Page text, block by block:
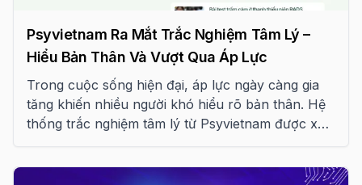
Psyvietnam Ra Mắt Trắc Nghiệm Tâm Lý –
Hiểu Bản Thân Và Vượt Qua Áp Lực
Trong cuộc sống hiện đại, áp lực ngày càng gia
tăng khiến nhiều người khó hiểu rõ bản thân. Hệ
thống trắc nghiệm tâm lý từ Psyvietnam được xây